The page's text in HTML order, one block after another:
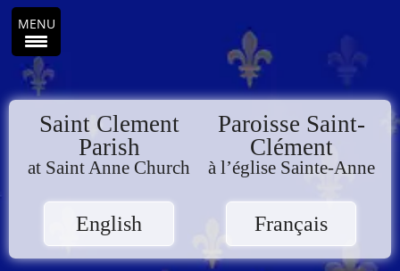
Saint Clement
Parish
at Saint Anne Church
English
Paroisse Saint-
Clément
à l’église Sainte-Anne
Français
MENU